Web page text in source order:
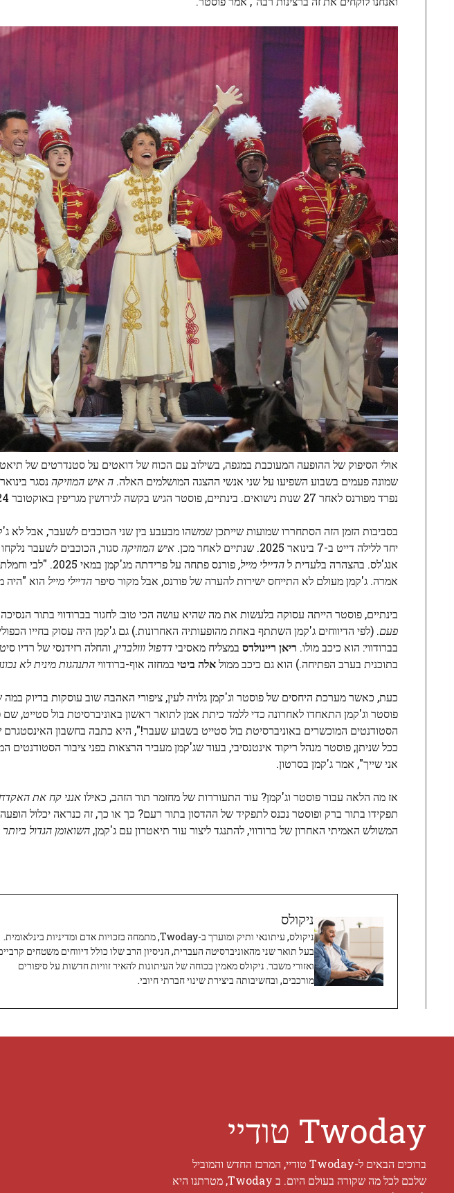
אולי הסיפוק של ההופעה המעוכבת במגפה, בשילוב עם הכוח של דואטים על סטנדרטים של
שמונה פעמים בשבוע השפיעו על שני אנשי ההצגה המושלמים האלה. האיש המוזיקה
נפרד מפורנס לאחר 27 שנות נישואים. בינתיים, פוסטר הגיש בקשה לגירושין מגריפין באוקטובר 2024. (הגירושים של ג'קמן הסתיימו מאז.)
בסביבות הזמן הזה הסתחררו שמועות שייתכן שמשהו מבעבע בין שני הכוכבים לשעבר, אבל לא
יחד ללילה דייט ב-7 בינואר 2025. שנתיים לאחר מכן.
איש המוזיקהסגור, הכוכבים לשעבר נלקחו
אנג'לס. בהצהרה בלעדית להדיילי מייל,
פורנס פתחה על
אמרה. ג'קמן מעולם לא התייחס ישירות להערה של פורנס, אבל מקור סיפרהדיילי מייל הוא "היה
בינתיים, פוסטר הייתה עסוקה בלעשות את מה שהיא עושה הכי טוב: לחגור בברודווי בתור
פעם. (לפי הדיווחים ג'קמן השתתף באחת מהופעותיה האחרונות.) גם ג'קמן היה עסוק בחייו
בברודווי: הוא כיכב מולו. ריאן ריינולדס במצליח מאסיבידדפול ווולברין, והחלה רזידנסי של רדיו
בתוכנית בערב הפתיחה.) הוא גם כיכב ממולאלה ביטי במחזה אוף-ברודוויהתנהגות מינית לא
כעת, כאשר מערכת היחסים של פוסטר וג'קמן גלויה לעין, ציפורי האהבה שוב עוסקות בדיוק במה
פוסטר וג'קמן התאחדו לאחרונה כדי ללמד כיתת אמן לתואר ראשון באוניברסיטת בול סטייט, שם
ככל שניתן; פוסטר מנהל ריקוד אינטנסיבי, בעוד שג'קמן מעביר הרצאות בפני ציבור
אני שייך", אמר ג'קמן בסרטון.
אז מה הלאה עבור פוסטר וג'קמן? עוד התעוררות של מחזמר תור הזהב, כאילואנני קח את
תפקידו בתור ברק ופוסטר נכנס לתפקיד של ההדסון בתור רעם? כך או כך, זה כנראה יכלול
המשולש האמיתי האחרון של ברודווי, להתנגד ליצור עוד תיאטרון עם ג'קמן, השואומן הגדול ביותר
ניקולס
ניקולס, עיתונאי ותיק ומוערך ב-Twoday, מתמחה בזכויות אדם ומדיניות בינלאומית.
בעל תואר שני מהאוניברסיטה העברית, הניסיון הרב שלו כולל דיווחים משטחים
ואזורי משבר. ניקולס מאמין בכוחה של העיתונות להאיר זוויות חדשות על סיפורים
מורכבים, ובחשיבותה ביצירת שינוי חברתי חיובי.
Twoday טודיי
ברוכים הבאים ל-Twoday טודיי, המרכז החדש והמוביל
שלכם לכל מה שקורה בעולם היום. ב Twoday, מטרתנו היא